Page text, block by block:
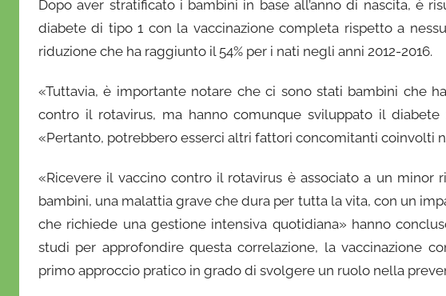
Dopo aver stratificato i bambini in base all’anno di nascita, è
diabete di tipo 1 con la vaccinazione completa rispetto a
riduzione che ha raggiunto il 54% per i nati negli anni 2012-2016.
«Tuttavia, è importante notare che ci sono stati bambini che
contro il rotavirus, ma hanno comunque sviluppato il
«Pertanto, potrebbero esserci altri fattori concomitanti coinvolti
«Ricevere il vaccino contro il rotavirus è associato a un minor
bambini, una malattia grave che dura per tutta la vita, con un
che richiede una gestione intensiva quotidiana» hanno
studi per approfondire questa correlazione, la vaccinazione
primo approccio pratico in grado di svolgere un ruolo nella